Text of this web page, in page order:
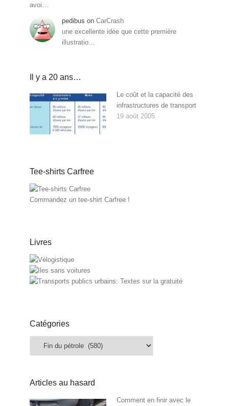
avoi…
pedibus on CarCrash
une excellente idée que cette première
illustratio…
Il y a 20 ans…
Le coût et la capacité des
infrastructures de transport
19 août 2005
Tee-shirts Carfree
Commandez un tee-shirt Carfree !
Livres
Catégories
Articles au hasard
Comment en finir avec le